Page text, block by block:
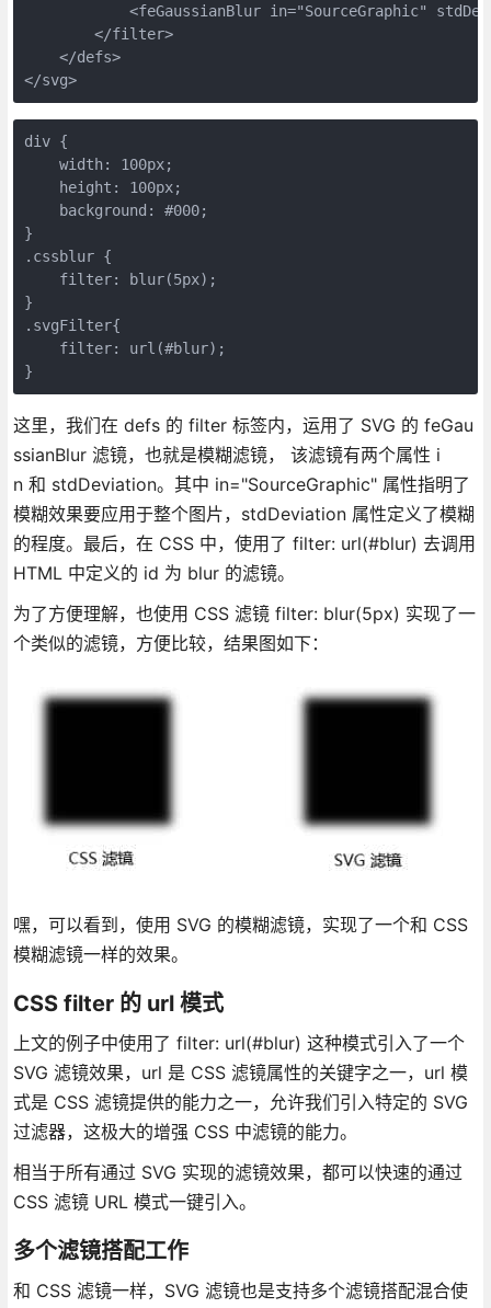
<feGaussianBlur in="SourceGraphic"
        </filter>
    </defs>
</svg>
div {
    width: 100px;
    height: 100px;
    background: #000;
}
.cssblur {
    filter: blur(5px);
}
.svgFilter{
    filter: url(#blur);
}
这里，我们在 defs 的 filter 标签内，运用了 SVG 的 feGau
ssianBlur 滤镜，也就是模糊滤镜， 该滤镜有两个属性 i
n 和 stdDeviation。其中 in="SourceGraphic" 属性指明了
模糊效果要应用于整个图片，stdDeviation 属性定义了模糊
的程度。最后，在 CSS 中，使用了 filter: url(#blur) 去调用
HTML 中定义的 id 为 blur 的滤镜。
为了方便理解，也使用 CSS 滤镜 filter: blur(5px) 实现了一
个类似的滤镜，方便比较，结果图如下：
嘿，可以看到，使用 SVG 的模糊滤镜，实现了一个和 CSS
模糊滤镜一样的效果。
CSS filter 的 url 模式
上文的例子中使用了 filter: url(#blur) 这种模式引入了一个
SVG 滤镜效果，url 是 CSS 滤镜属性的关键字之一，url 模
式是 CSS 滤镜提供的能力之一，允许我们引入特定的 SVG
过滤器，这极大的增强 CSS 中滤镜的能力。
相当于所有通过 SVG 实现的滤镜效果，都可以快速的通过
CSS 滤镜 URL 模式一键引入。
多个滤镜搭配工作
和 CSS 滤镜一样，SVG 滤镜也是支持多个滤镜搭配混合使